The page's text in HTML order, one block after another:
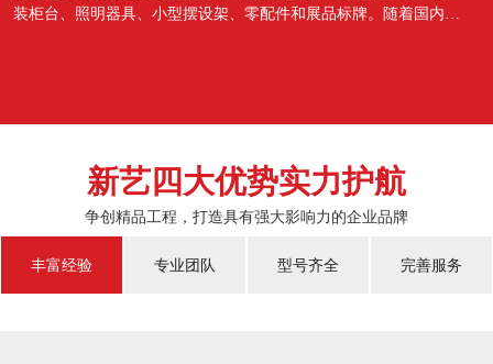
装柜台、照明器具、小型摆设架、零配件和展品标牌。随着国内经
新艺四大优势实力护航
争创精品工程，打造具有强大影响力的企业品牌
丰富经验 专业团队 型号齐全 完善服务